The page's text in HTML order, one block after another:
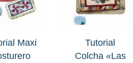
Maxi
Tutorial
Colcha «Las